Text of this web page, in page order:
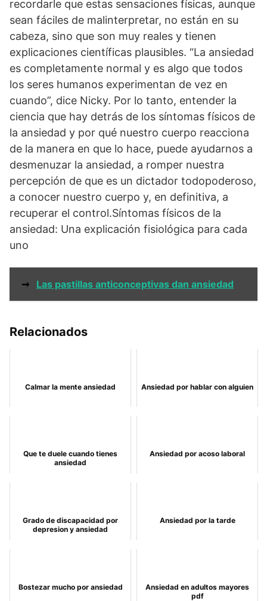
recordarle que estas sensaciones físicas, aunque
sean fáciles de malinterpretar, no están en su
cabeza, sino que son muy reales y tienen
explicaciones científicas plausibles. “La ansiedad
es completamente normal y es algo que todos
los seres humanos experimentan de vez en
cuando”, dice Nicky. Por lo tanto, entender la
ciencia que hay detrás de los síntomas físicos de
la ansiedad y por qué nuestro cuerpo reacciona
de la manera en que lo hace, puede ayudarnos a
desmenuzar la ansiedad, a romper nuestra
percepción de que es un dictador todopoderoso,
a conocer nuestro cuerpo y, en definitiva, a
recuperar el control.Síntomas físicos de la
ansiedad: Una explicación fisiológica para cada
uno
➞ Las pastillas anticonceptivas dan ansiedad
Relacionados
Calmar la mente ansiedad Ansiedad por hablar con alguien
Que te duele cuando tienes
ansiedad
Ansiedad por acoso laboral
Grado de discapacidad por
depresion y ansiedad
Ansiedad por la tarde
Bostezar mucho por ansiedad
Ansiedad en adultos mayores
pdf